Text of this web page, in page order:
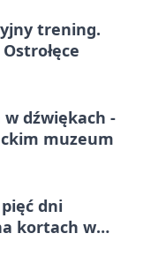
trening.
w dźwiękach -
muzeum
dni
kortach w